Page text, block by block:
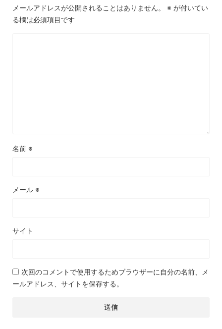
メールアドレスが公開されることはありません。 ※ が付いてい
る欄は必須項目です
名前 ※
メール ※
サイト
次回のコメントで使用するためブラウザーに自分の名前、メ
ールアドレス、サイトを保存する。